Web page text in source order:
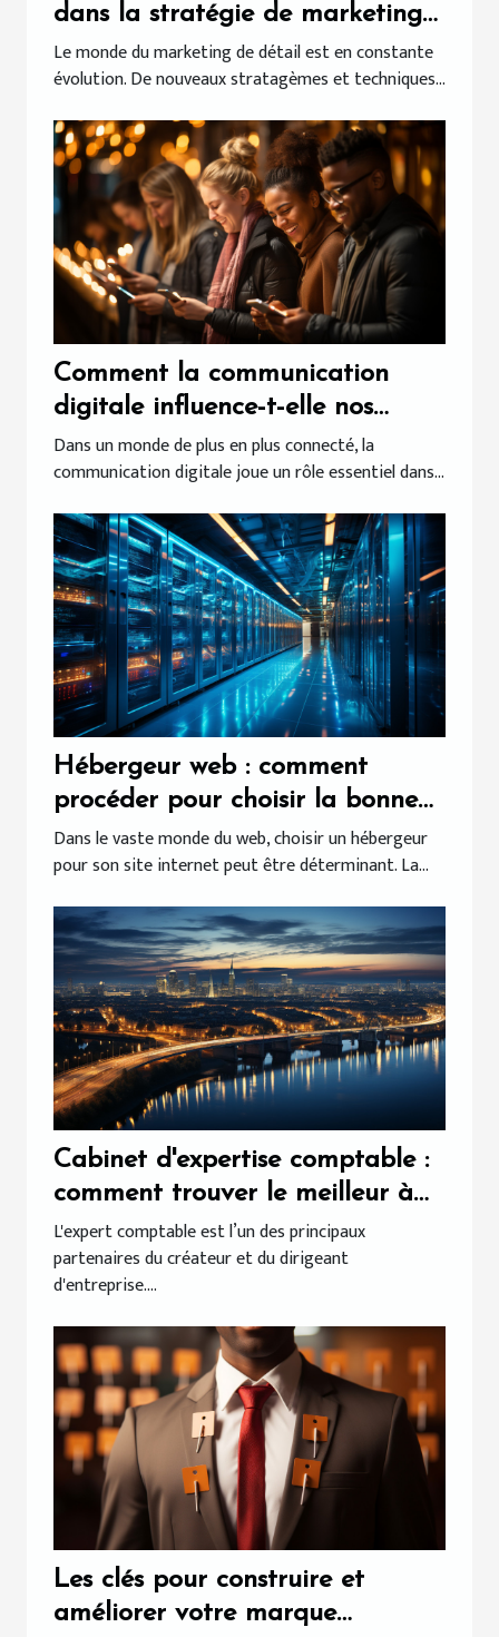
dans la stratégie de marketing
de détail
Le monde du marketing de détail est en constante
évolution. De nouveaux stratagèmes et techniques...
Comment la communication
digitale influence-t-elle nos
comportements quotidiens?
Dans un monde de plus en plus connecté, la
communication digitale joue un rôle essentiel dans...
Hébergeur web : comment
procéder pour choisir la bonne
infrastructure pour votre site ?
Dans le vaste monde du web, choisir un hébergeur
pour son site internet peut être déterminant. La...
Cabinet d'expertise comptable :
comment trouver le meilleur à
Bordeaux ?
L'expert comptable est l’un des principaux
partenaires du créateur et du dirigeant
d'entreprise....
Les clés pour construire et
améliorer votre marque